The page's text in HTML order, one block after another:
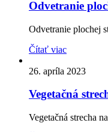
Odvetranie
Odvetranie plochej
Čítať viac
26. apríla 2023
Vegetačná
Vegetačná strecha